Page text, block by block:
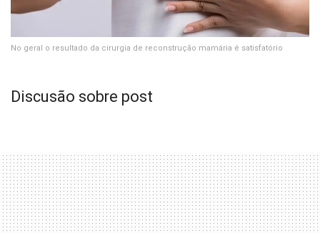
No geral o resultado da cirurgia de reconstrução mamária é satisfatório
Discusão sobre post